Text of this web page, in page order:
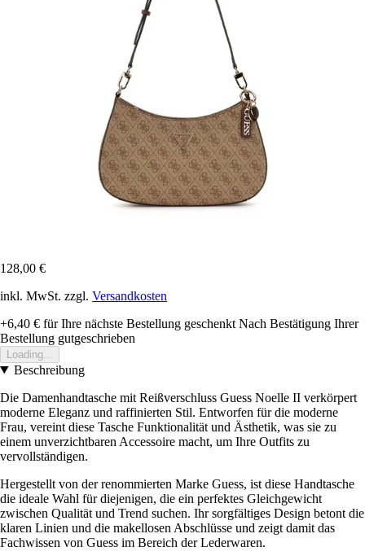
128,00 €
inkl. MwSt. zzgl. Versandkosten
+6,40 € für Ihre nächste Bestellung geschenkt Nach Bestätigung Ihrer
Bestellung gutgeschrieben
Loading...
Beschreibung
Die Damenhandtasche mit Reißverschluss Guess Noelle II verkörpert
moderne Eleganz und raffinierten Stil. Entworfen für die moderne
Frau, vereint diese Tasche Funktionalität und Ästhetik, was sie zu
einem unverzichtbaren Accessoire macht, um Ihre Outfits zu
vervollständigen.
Hergestellt von der renommierten Marke Guess, ist diese Handtasche
die ideale Wahl für diejenigen, die ein perfektes Gleichgewicht
zwischen Qualität und Trend suchen. Ihr sorgfältiges Design betont die
klaren Linien und die makellosen Abschlüsse und zeigt damit das
Fachwissen von Guess im Bereich der Lederwaren.